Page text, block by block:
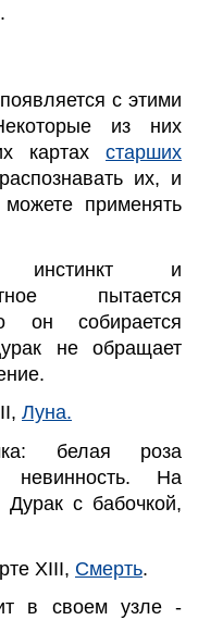
с этими
из них
картах старших
их, и
можете применять
инстинкт и
пытается
он собирается
не обращает
Луна.
белая роза
невинность. На
Дурак с бабочкой,
XIII, Смерть.
в своем узле -